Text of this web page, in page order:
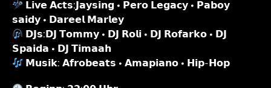
𝗟𝗶𝘃𝗲 𝗔𝗰𝘁𝘀:𝗝𝗮𝘆𝘀𝗶𝗻𝗴 • 𝗣𝗲𝗿𝗼 𝗟𝗲𝗴𝗮𝗰𝘆 • 𝗣𝗮𝗯𝗼𝘆
𝘀𝗮𝗶𝗱𝘆 • 𝗗𝗮𝗿𝗲𝗲𝗹 𝗠𝗮𝗿𝗹𝗲𝘆
𝗗𝗝𝘀:𝗗𝗝 𝗧𝗼𝗺𝗺𝘆 • 𝗗𝗝 𝗥𝗼𝗹𝗶 • 𝗗𝗝 𝗥𝗼𝗳𝗮𝗿𝗸𝗼 • 𝗗𝗝
𝗦𝗽𝗮𝗶𝗱𝗮 • 𝗗𝗝 𝗧𝗶𝗺𝗮𝗮𝗵
𝗠𝘂𝘀𝗶𝗸: 𝗔𝗳𝗿𝗼𝗯𝗲𝗮𝘁𝘀 • 𝗔𝗺𝗮𝗽𝗶𝗮𝗻𝗼 • 𝗛𝗶𝗽-𝗛𝗼𝗽